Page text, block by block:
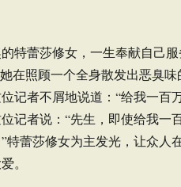
特蕾莎修女，一生奉献自己
在照顾一个全身散发出恶臭
记者不屑地说道：“给我一百
记者说：“先生，即使给我一
特蕾莎修女为主发光，让众人
。